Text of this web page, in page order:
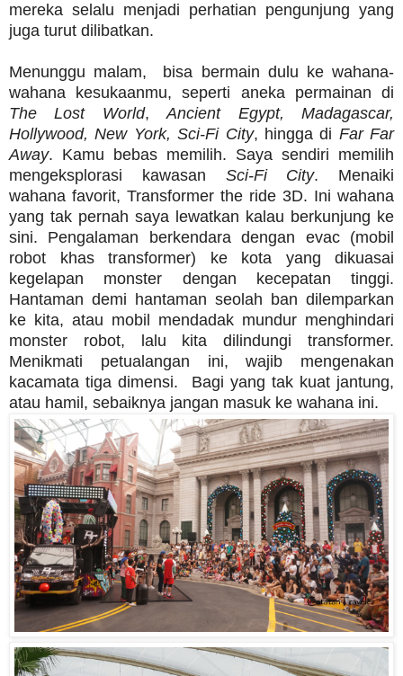
mereka selalu menjadi perhatian pengunjung yang
juga turut dilibatkan.
Menunggu malam, bisa bermain dulu ke wahana-
wahana kesukaanmu, seperti aneka permainan di
The Lost World,Ancient Egypt, Madagascar,
Hollywood, New York, Sci-Fi City, hingga di Far Far
Away. Kamu bebas memilih. Saya sendiri memilih
mengeksplorasi kawasan Sci-Fi City. Menaiki
wahana favorit, Transformer the ride 3D. Ini wahana
yang tak pernah saya lewatkan kalau berkunjung ke
sini. Pengalaman berkendara dengan evac (mobil
robot khas transformer) ke kota yang dikuasai
kegelapan monster dengan kecepatan tinggi.
Hantaman demi hantaman seolah ban dilemparkan
ke kita, atau mobil mendadak mundur menghindari
monster robot, lalu kita dilindungi transformer.
Menikmati petualangan ini, wajib mengenakan
kacamata tiga dimensi. Bagi yang tak kuat jantung,
atau hamil, sebaiknya jangan masuk ke wahana ini.